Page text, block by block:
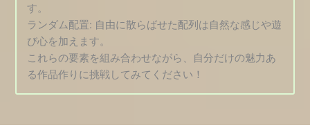
す。
ランダム配置: 自由に散らばせた配列は自然な感じや遊
び心を加えます。
これらの要素を組み合わせながら、自分だけの魅力あ
る作品作りに挑戦してみてください！